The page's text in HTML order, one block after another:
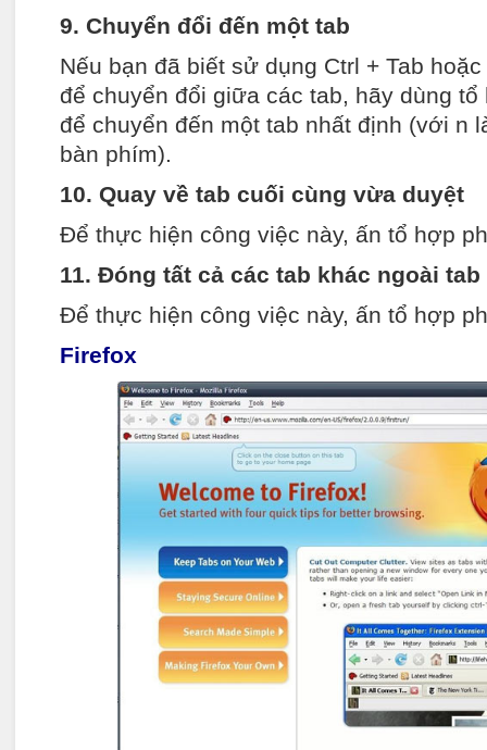
9. Chuyển đổi đến một tab
Nếu bạn đã biết sử dụng Ctrl + Tab
để chuyển đổi giữa các tab, hãy dùng
để chuyển đến một tab nhất định (với n
bàn phím).
10. Quay về tab cuối cùng vừa duyệt
Để thực hiện công việc này, ấn tổ hợp
11. Đóng tất cả các tab khác ngoài
Để thực hiện công việc này, ấn tổ hợp
Firefox